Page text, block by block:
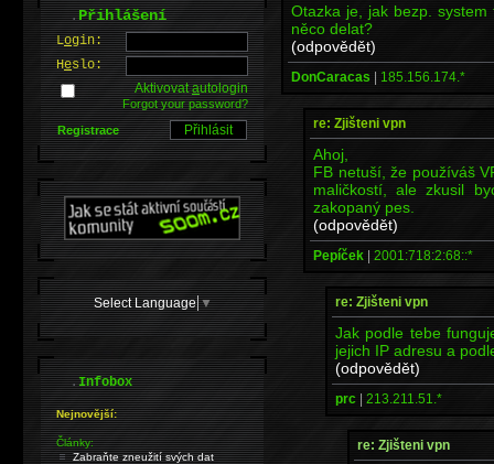
Otazka je, jak bezp.
něco delat?
(odpovědět)
DonCaracas | 185.156.174.*
re: Zjišteni vpn
Ahoj,
FB netuší, že používáš
maličkostí, ale zkusil
zakopaný pes.
(odpovědět)
Pepíček | 2001:718:2:68::*
re: Zjišteni vpn
Jak podle tebe
jejich IP adresu a
(odpovědět)
prc | 213.211.51.*
re: Zjišteni vpn
.Přihlášení
Login:
Heslo:
Aktivovatautologin
Forgot your password?
Registrace
Select Language ▼
.Infobox
Nejnovější:
Články:
Zabraňte zneužití svých dat